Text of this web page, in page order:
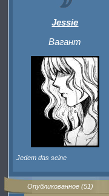
Jessie
Вагант
Jedem das seine
Опубликованное (51)